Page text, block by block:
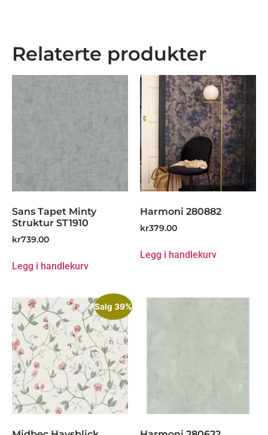
Relaterte produkter
Sans Tapet Minty
Struktur ST1910
kr739.00
Legg i handlekurv
Harmoni 280882
kr379.00
Legg i handlekurv
Salg 39%